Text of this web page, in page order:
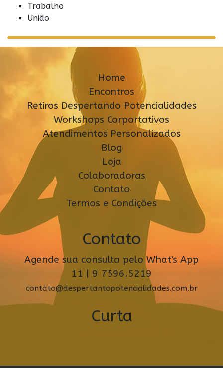
Trabalho
União
Home
Encontros
Retiros Despertando Potencialidades
Workshops Corportativos
Atendimentos Personalizados
Blog
Loja
Colaboradoras
Contato
Termos e Condições
Contato
Agende sua consulta pelo What's App
11 | 9 7596.5219
contato@despertantopotencialidades.com.br
Curta